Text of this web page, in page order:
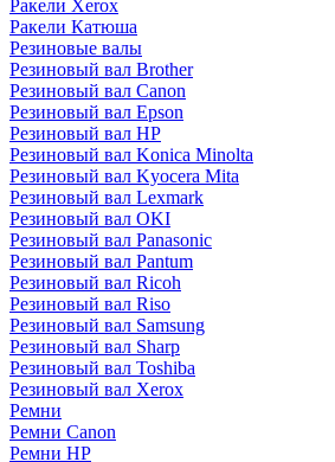
Ракели Xerox
Ракели Катюша
Резиновые валы
Резиновый вал Brother
Резиновый вал Canon
Резиновый вал Epson
Резиновый вал HP
Резиновый вал Konica Minolta
Резиновый вал Kyocera Mita
Резиновый вал Lexmark
Резиновый вал OKI
Резиновый вал Panasonic
Резиновый вал Pantum
Резиновый вал Ricoh
Резиновый вал Riso
Резиновый вал Samsung
Резиновый вал Sharp
Резиновый вал Toshiba
Резиновый вал Xerox
Ремни
Ремни Canon
Ремни HP